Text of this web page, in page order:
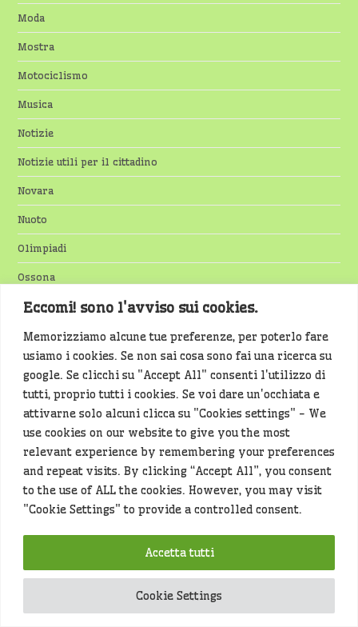
Eccomi! sono l'avviso sui cookies.
Memorizziamo alcune tue preferenze, per poterlo fare
usiamo i cookies. Se non sai cosa sono fai una ricerca su
google. Se clicchi su "Accept All" consenti l'utilizzo di
tutti, proprio tutti i cookies. Se voi dare un'occhiata e
attivarne solo alcuni clicca su "Cookies settings" - We
use cookies on our website to give you the most
relevant experience by remembering your preferences
and repeat visits. By clicking “Accept All”, you consent
to the use of ALL the cookies. However, you may visit
"Cookie Settings" to provide a controlled consent.
Cookie Settings
Accetta tutti
Moda
Mostra
Motociclismo
Musica
Notizie
Notizie utili per il cittadino
Novara
Nuoto
Olimpiadi
Ossona
Pallavolo
Raccolta rifiuti
Rassegna Stampa
Robecco
Romentino
Salute
Santo Stefano
Scuola
Sedriano